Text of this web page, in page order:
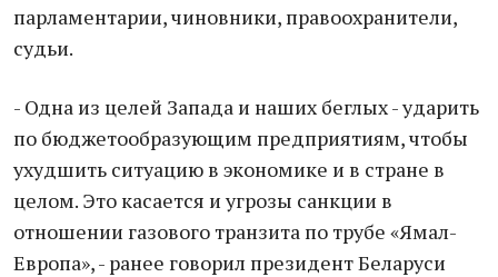
парламентарии, чиновники, правоохранители,
судьи.
- Одна из целей Запада и наших беглых - ударить
по бюджетообразующим предприятиям, чтобы
ухудшить ситуацию в экономике и в стране в
целом. Это касается и угрозы санкции в
отношении газового транзита по трубе «Ямал-
Европа», - ранее говорил президент Беларуси